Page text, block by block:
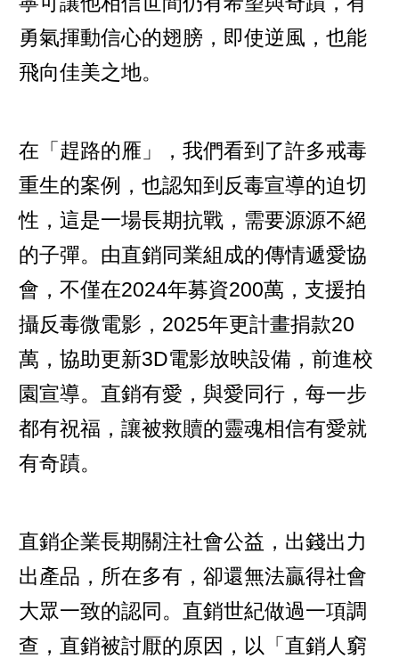
勇氣揮動信心的翅膀，即使逆風，也能
飛向佳美之地。
在「趕路的雁」，我們看到了許多戒毒
重生的案例，也認知到反毒宣導的迫切
性，這是一場長期抗戰，需要源源不絕
的子彈。由直銷同業組成的傳情遞愛協
會，不僅在2024年募資200萬，支援拍
攝反毒微電影，2025年更計畫捐款20
萬，協助更新3D電影放映設備，前進校
園宣導。直銷有愛，與愛同行，每一步
都有祝福，讓被救贖的靈魂相信有愛就
有奇蹟。
直銷企業長期關注社會公益，出錢出力
出產品，所在多有，卻還無法贏得社會
大眾一致的認同。直銷世紀做過一項調
查，直銷被討厭的原因，以「直銷人窮